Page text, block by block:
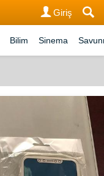
Giriş
Bilim Sinema